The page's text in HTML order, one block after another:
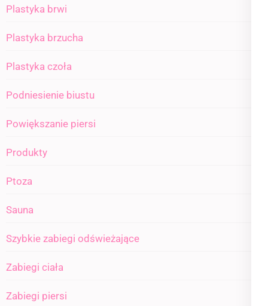
Plastyka brwi
Plastyka brzucha
Plastyka czoła
Podniesienie biustu
Powiększanie piersi
Produkty
Ptoza
Sauna
Szybkie zabiegi odświeżające
Zabiegi ciała
Zabiegi piersi